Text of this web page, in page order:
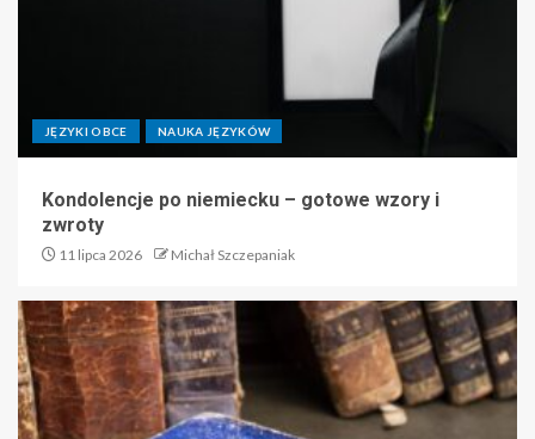
JĘZYKI OBCE NAUKA JĘZYKÓW
Kondolencje po niemiecku – gotowe wzory i
zwroty
11 lipca 2026 Michał Szczepaniak